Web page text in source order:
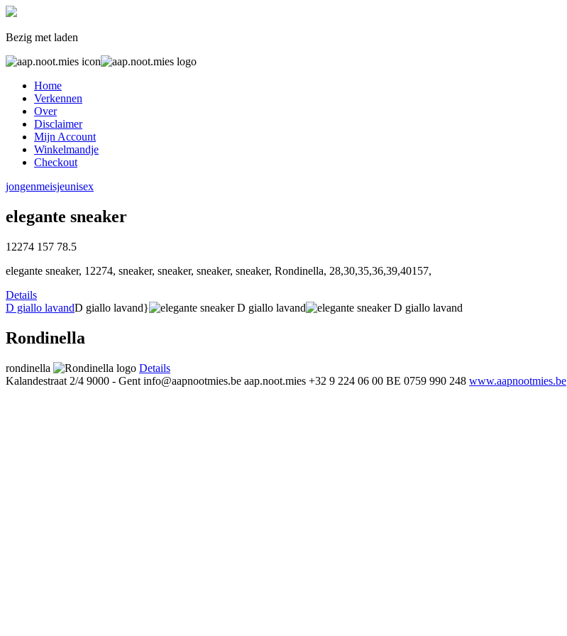
Bezig met laden
Home
Verkennen
Over
Disclaimer
Mijn Account
Winkelmandje
Checkout
jongenmeisjeunisex
elegante sneaker
12274 157 78.5
elegante sneaker, 12274, sneaker, sneaker, sneaker, sneaker, Rondinella, 28,30,35,36,39,40157,
Details
D giallo lavandD giallo lavand}
Rondinella
rondinella
Details
Kalandestraat 2/4 9000 - Gent info@aapnootmies.be aap.noot.mies +32 9 224 06 00 BE 0759 990 248 www.aapnootmies.be